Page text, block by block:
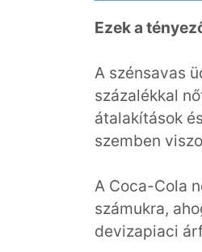
Ezek a
A szénsavas
százalékkal
átalakítások
szemben
A Coca-Cola
számukra,
devizapiaci